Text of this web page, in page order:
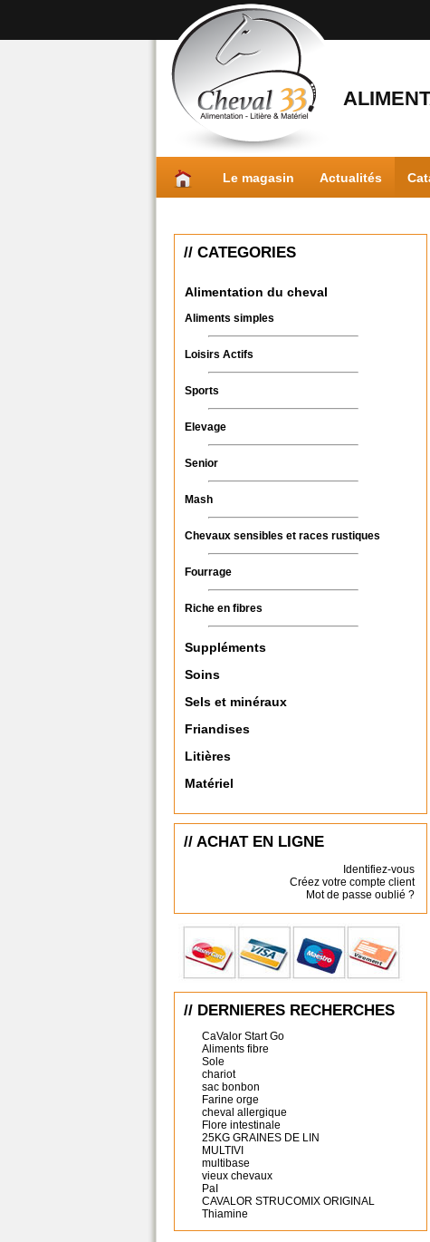
Le magasin Actualités
// CATEGORIES
Alimentation du cheval
Aliments simples
Loisirs Actifs
Sports
Elevage
Senior
Mash
Chevaux sensibles et races rustiques
Fourrage
Riche en fibres
Suppléments
Soins
Sels et minéraux
Friandises
Litières
Matériel
// ACHAT EN LIGNE
Identifiez-vous
Créez votre compte client
Mot de passe oublié ?
// DERNIERES RECHERCHES
CaValor Start Go
Aliments fibre
Sole
chariot
sac bonbon
Farine orge
cheval allergique
Flore intestinale
25KG GRAINES DE LIN
MULTIVI
multibase
vieux chevaux
PaI
CAVALOR STRUCOMIX ORIGINAL
Thiamine